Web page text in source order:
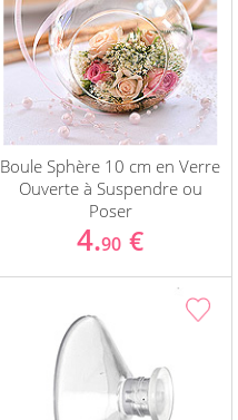
Boule Sphère 10 cm en Verre
Ouverte à Suspendre ou
Poser
4.90 €